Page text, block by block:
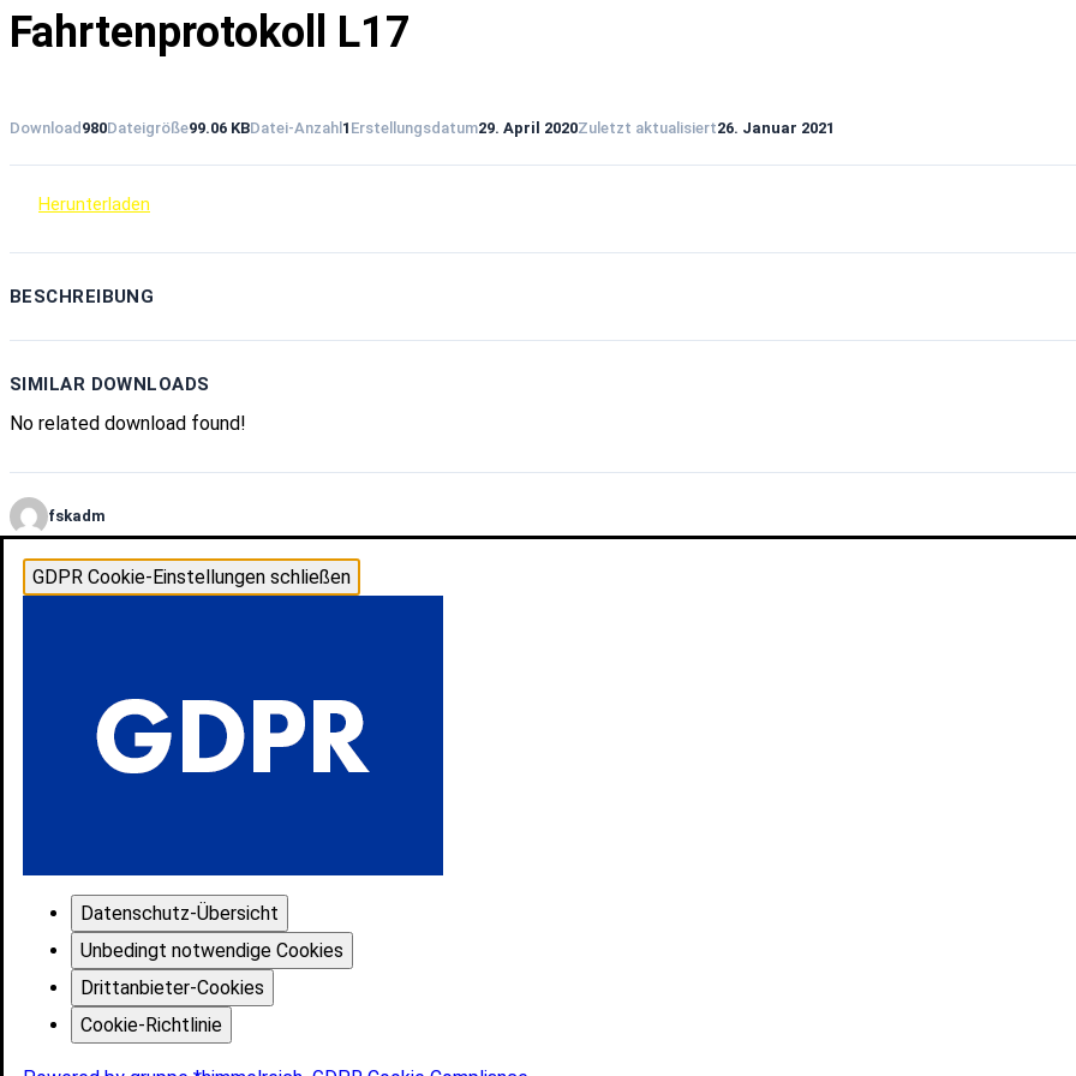
Fahrtenprotokoll L17
Download 980Dateigröße99.06 KBDatei-Anzahl 1 Erstellungsdatum29. April 2020Zuletzt aktualisiert26. Januar 2021
Herunterladen
BESCHREIBUNG
SIMILAR DOWNLOADS
No related download found!
fskadm
GDPR Cookie-Einstellungen schließen
Datenschutz-Übersicht
Unbedingt notwendige Cookies
Drittanbieter-Cookies
Cookie-Richtlinie